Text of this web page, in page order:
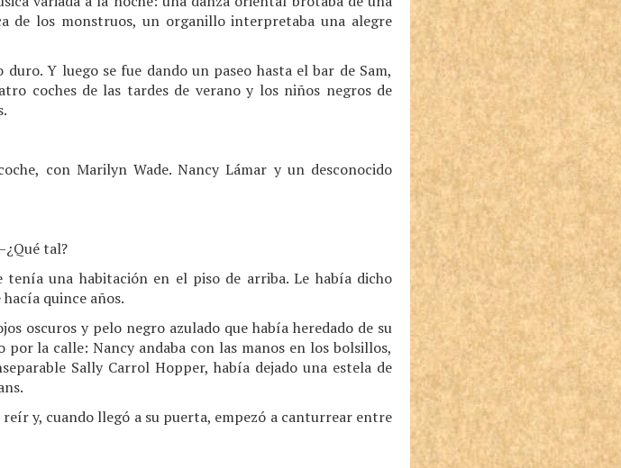
de los monstruos, un organillo interpretaba una alegre
Y luego se fue dando un paseo hasta el bar de Sam,
coches de las tardes de verano y los niños negros de
con Marilyn Wade. Nancy Lámar y un desconocido
tal?
una habitación en el piso de arriba. Le había dicho
quince años.
oscuros y pelo negro azulado que había heredado de su
por la calle: Nancy andaba con las manos en los bolsillos,
Sally Carrol Hopper, había dejado una estela de
y, cuando llegó a su puerta, empezó a canturrear entre